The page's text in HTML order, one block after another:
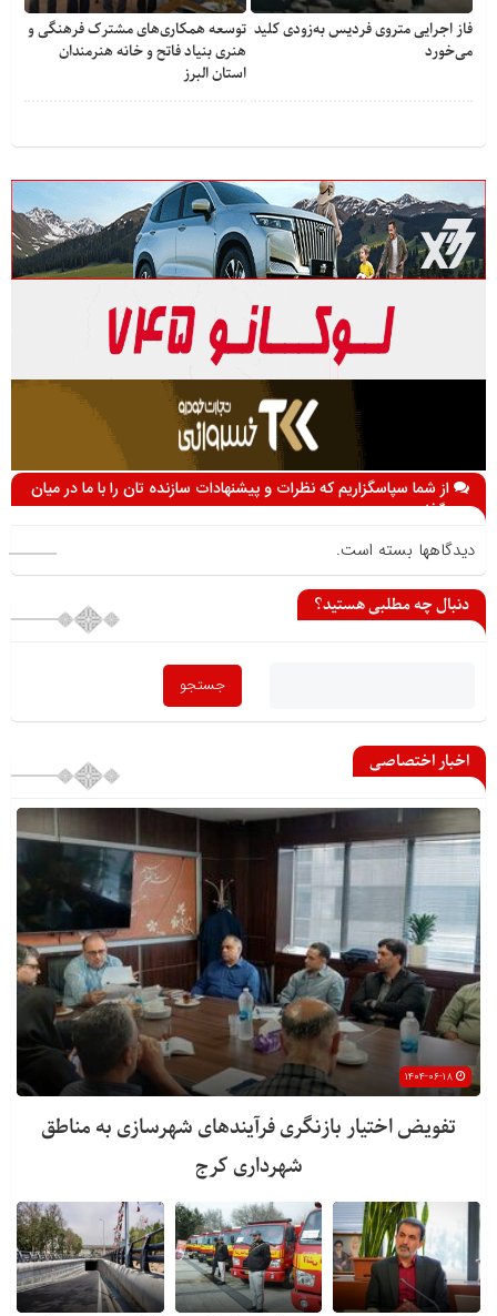
فاز اجرایی متروی فردیس به‌زودی کلید
می‌خورد
توسعه همکاری‌های مشترک فرهنگی و
هنری بنیاد فاتح و خانه هنرمندان
استان البرز
از شما سپاسگزاریم که نظرات و پیشنهادات سازنده تان را با ما در میان
می گذارید
دیدگاهها بسته است.
دنبال چه مطلبی هستید؟
اخبار اختصاصی
تفویض اختیار بازنگری فرآیندهای شهرسازی به مناطق
شهرداری کرج